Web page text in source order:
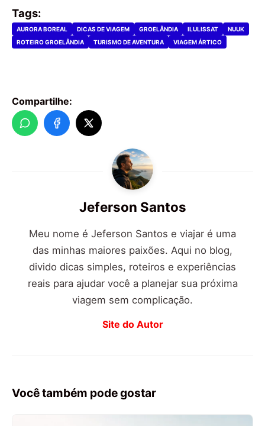
Tags:
AURORA BOREAL DICAS DE VIAGEM GROELÂNDIA ILULISSAT
NUUK
ROTEIRO GROELÂNDIA
TURISMO DE AVENTURA VIAGEM ÁRTICO
Compartilhe:
Jeferson Santos
Meu nome é Jeferson Santos e viajar é uma
das minhas maiores paixões. Aqui no blog,
divido dicas simples, roteiros e experiências
reais para ajudar você a planejar sua próxima
viagem sem complicação.
Site do Autor
Você também pode gostar